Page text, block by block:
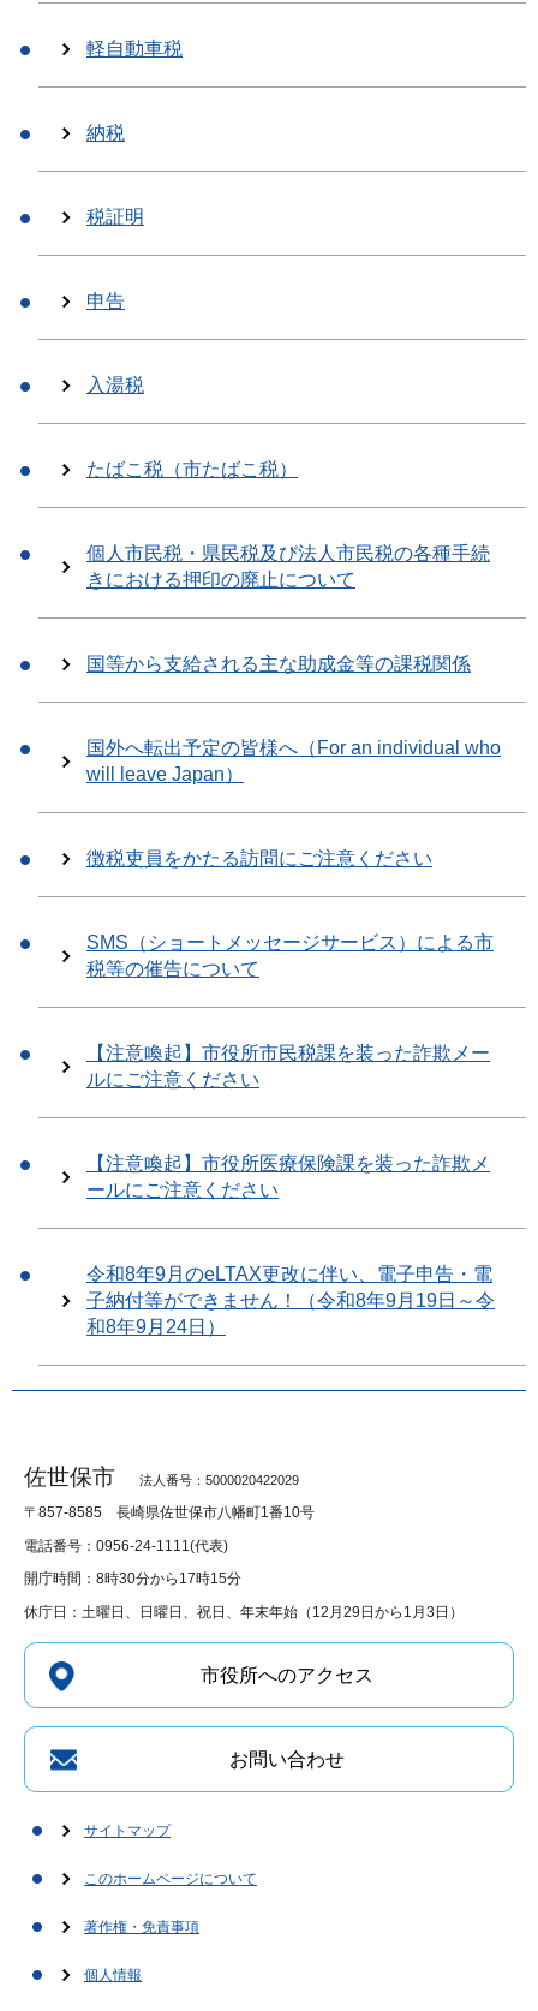
軽自動車税
納税
税証明
申告
入湯税
たばこ税（市たばこ税）
個人市民税・県民税及び法人市民税の各種手続
きにおける押印の廃止について
国等から支給される主な助成金等の課税関係
国外へ転出予定の皆様へ（For an individual who
will leave Japan）
徴税吏員をかたる訪問にご注意ください
SMS（ショートメッセージサービス）による市
税等の催告について
【注意喚起】市役所市民税課を装った詐欺メー
ルにご注意ください
【注意喚起】市役所医療保険課を装った詐欺メ
ールにご注意ください
令和8年9月のeLTAX更改に伴い、電子申告・電
子納付等ができません！（令和8年9月19日～令
和8年9月24日）
佐世保市 法人番号：5000020422029
〒857-8585 長崎県佐世保市八幡町1番10号
電話番号：0956-24-1111(代表)
開庁時間：8時30分から17時15分
休庁日：土曜日、日曜日、祝日、年末年始（12月29日から1月3日）
市役所へのアクセス
お問い合わせ
サイトマップ
このホームページについて
著作権・免責事項
個人情報